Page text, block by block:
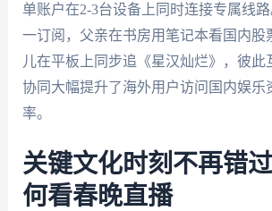
单账户在2-3台设备上同时连接专属线
一订阅，父亲在书房用笔记本看国内股
儿在平板上同步追《星汉灿烂》，彼此
协同大幅提升了海外用户访问国内娱乐
率。
关键文化时刻不再错
何看春晚直播